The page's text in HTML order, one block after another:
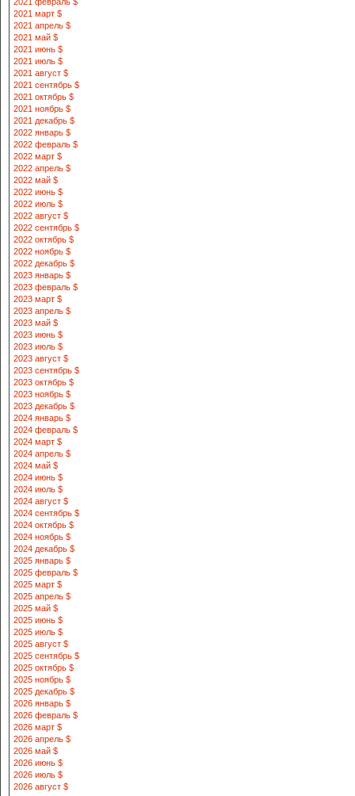
2021 март $
2021 апрель $
2021 май $
2021 июнь $
2021 июль $
2021 август $
2021 сентябрь $
2021 октябрь $
2021 ноябрь $
2021 декабрь $
2022 январь $
2022 февраль $
2022 март $
2022 апрель $
2022 май $
2022 июнь $
2022 июль $
2022 август $
2022 сентябрь $
2022 октябрь $
2022 ноябрь $
2022 декабрь $
2023 январь $
2023 февраль $
2023 март $
2023 апрель $
2023 май $
2023 июнь $
2023 июль $
2023 август $
2023 сентябрь $
2023 октябрь $
2023 ноябрь $
2023 декабрь $
2024 январь $
2024 февраль $
2024 март $
2024 апрель $
2024 май $
2024 июнь $
2024 июль $
2024 август $
2024 сентябрь $
2024 октябрь $
2024 ноябрь $
2024 декабрь $
2025 январь $
2025 февраль $
2025 март $
2025 апрель $
2025 май $
2025 июнь $
2025 июль $
2025 август $
2025 сентябрь $
2025 октябрь $
2025 ноябрь $
2025 декабрь $
2026 январь $
2026 февраль $
2026 март $
2026 апрель $
2026 май $
2026 июнь $
2026 июль $
2026 август $